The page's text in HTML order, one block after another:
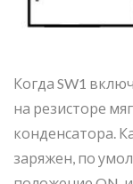
Когда SW1
на резисторе
конденсатора.
заряжен, по